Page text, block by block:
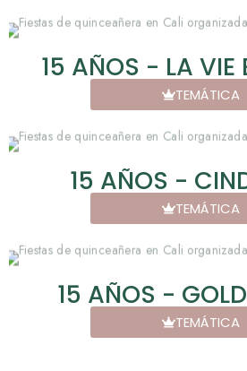
15 AÑOS - LA VIE
TEMÁTICA
15 AÑOS -
TEMÁTICA
15 AÑOS -
TEMÁTICA